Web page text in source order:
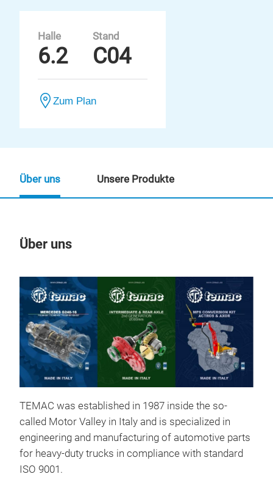
Halle
6.2
Stand
C04
Zum Plan
Über uns
TEMAC was established in 1987 inside the so-
called Motor Valley in Italy and is specialized in
engineering and manufacturing of automotive parts
for heavy-duty trucks in compliance with standard
ISO 9001.
Über uns Unsere Produkte